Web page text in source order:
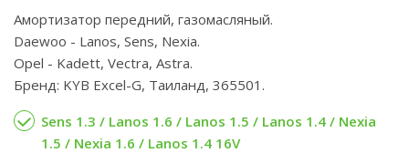
Амортизатор передний, газомасляный.
Daewoo - Lanos, Sens, Nexia.
Opel - Kadett, Vectra, Astra.
Бренд: KYB Excel-G, Таиланд, 365501.
Sens 1.3 / Lanos 1.6 / Lanos 1.5 / Lanos 1.4 / Nexia
1.5 / Nexia 1.6 / Lanos 1.4 16V